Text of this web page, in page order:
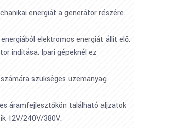
energiát a generátor részére.
elektromos energiát állít elő.
indítása. Ipari gépeknél ez
szükséges üzemanyag
áramfejlesztőkön található aljzatok
12V/240V/380V.